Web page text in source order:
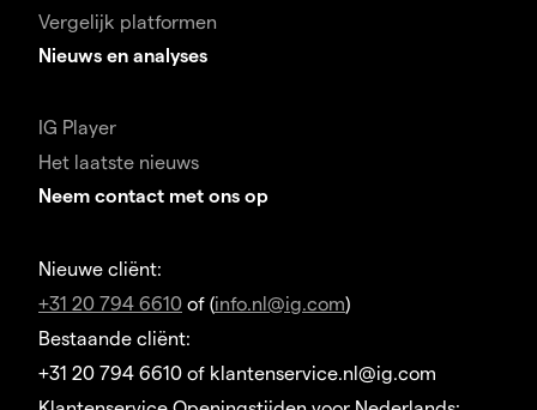
Vergelijk platformen
Nieuws en analyses
IG Player
Het laatste nieuws
Neem contact met ons op
Nieuwe cliënt:
+31 20 794 6610 of (info.nl@ig.com)
Bestaande cliënt:
+31 20 794 6610 of klantenservice.nl@ig.com